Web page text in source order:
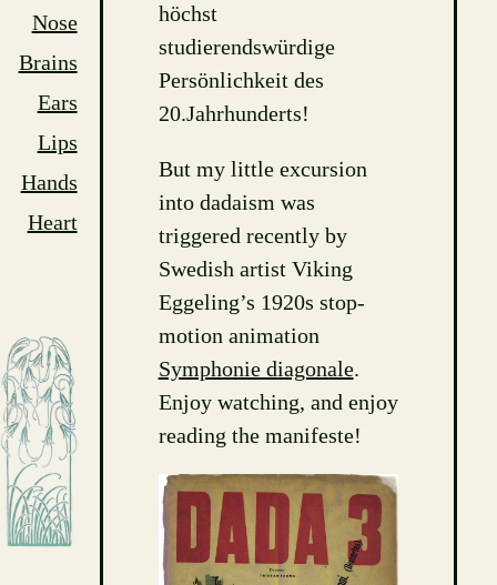
Nose
Brains
Ears
Lips
Hands
Heart
höchst
studierendswürdige
Persönlichkeit des
20.Jahrhunderts!
But my little excursion
into dadaism was
triggered recently by
Swedish artist Viking
Eggeling’s 1920s stop-
motion animation
Symphonie diagonale.
Enjoy watching, and enjoy
reading the manifeste!